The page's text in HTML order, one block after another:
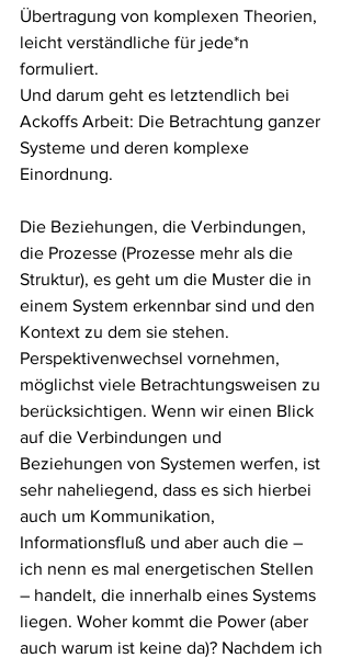
Übertragung von komplexen Theorien,
leicht verständliche für jede*n
formuliert.
Und darum geht es letztendlich bei
Ackoffs Arbeit: Die Betrachtung ganzer
Systeme und deren komplexe
Einordnung.
Die Beziehungen, die Verbindungen,
die Prozesse (Prozesse mehr als die
Struktur), es geht um die Muster die in
einem System erkennbar sind und den
Kontext zu dem sie stehen.
Perspektivenwechsel vornehmen,
möglichst viele Betrachtungsweisen zu
berücksichtigen. Wenn wir einen Blick
auf die Verbindungen und
Beziehungen von Systemen werfen, ist
sehr naheliegend, dass es sich hierbei
auch um Kommunikation,
Informationsfluß und aber auch die –
ich nenn es mal energetischen Stellen
– handelt, die innerhalb eines Systems
liegen. Woher kommt die Power (aber
auch warum ist keine da)? Nachdem ich